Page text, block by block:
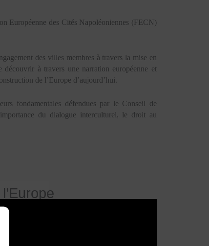
Européenne des Cités Napoléoniennes (FECN)
des villes membres à travers la mise en
à travers une narration européenne et
de l’Europe d’aujourd’hui.
fondamentales défendues par le Conseil de
du dialogue interculturel, le droit au